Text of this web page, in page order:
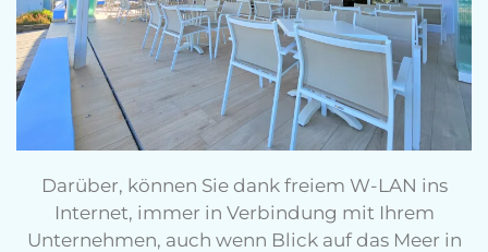
Darüber, können Sie dank freiem W-LAN ins
Internet, immer in Verbindung mit Ihrem
Unternehmen, auch wenn Blick auf das Meer in